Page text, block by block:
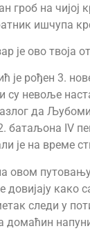
гроб на чијој
ишчупа
је ово твоја
рођен 3.
невоље
да
2. батаљона IV
је на време
овом
довијају
следи у
домаћин